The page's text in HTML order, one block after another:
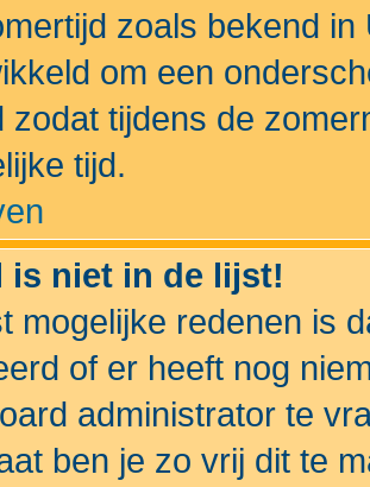
zoals bekend
om een
zodat tijdens de
tijd.
is niet in de lijst!
mogelijke redenen is
of er heeft nog
administrator te
ben je zo vrij dit te